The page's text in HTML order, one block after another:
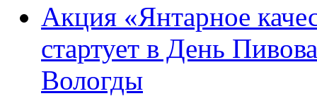
Акция «Янтарное
стартует в День
Вологды